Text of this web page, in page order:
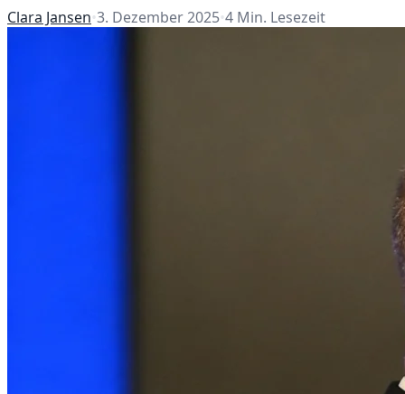
Clara Jansen•3. Dezember 2025•4 Min. Lesezeit